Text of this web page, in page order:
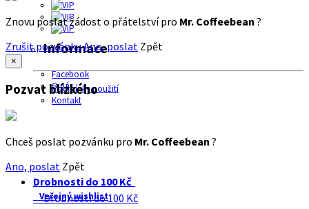
Informace
Facebook
O nás
Podmínky použití
Kontakt
Znovu poslat žádost o přátelství pro Mr. Coffeebean ?
Zrušit pozvánkuAno, poslat Zpět
×
Pozvat blízkého
Chceš poslat pozvánku pro Mr. Coffeebean ?
Ano, poslat Zpět
Drobnosti do 100 Kč
Veřejný wishlist
Drobnosti do 100 Kč